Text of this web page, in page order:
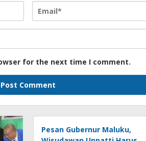
for the next time I comment.
Pesan Gubernur Maluku,